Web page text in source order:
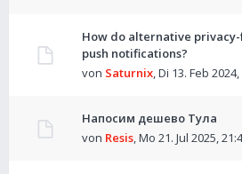
How do alternative
push notifications?
von Saturnix,Di 13. Feb
Напосим дешево Тула
von Resis,Mo 21. Jul 2025,